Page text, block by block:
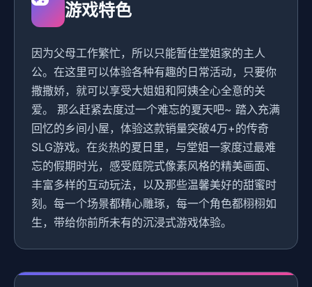
游戏特色
因为父母工作繁忙，所以只能暂住堂姐家的主人
公。在这里可以体验各种有趣的日常活动，只要你
撒撒娇，就可以享受大姐姐和阿姨全心全意的关
爱。 那么赶紧去度过一个难忘的夏天吧~ 踏入充满
回忆的乡间小屋，体验这款销量突破4万+的传奇
SLG游戏。在炎热的夏日里，与堂姐一家度过最难
忘的假期时光，感受庭院式像素风格的精美画面、
丰富多样的互动玩法，以及那些温馨美好的甜蜜时
刻。每一个场景都精心雕琢，每一个角色都栩栩如
生，带给你前所未有的沉浸式游戏体验。